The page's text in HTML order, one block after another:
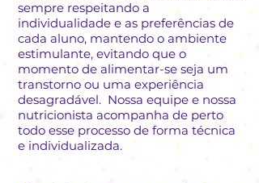
sempre respeitando a
individualidade e as preferências de
cada aluno, mantendo o ambiente
estimulante, evitando que o
momento de alimentar-se seja um
transtorno ou uma experiência
desagradável. Nossa equipe e nossa
nutricionista acompanha de perto
todo esse processo de forma técnica
e individualizada.